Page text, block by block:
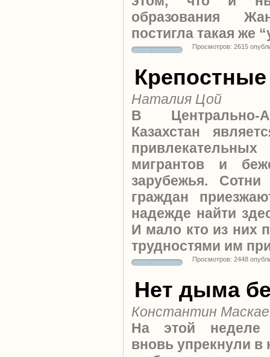
образования
постигла такая же
Просмотров: 2615
Наталия Цой
В Центрально-
Казахстан
мигрантов и
зарубежья.
граждан
надежде найти
И мало кто из них
трудностями им
Просмотров: 2448
Нет дыма
Константин
На этой неделе
вновь упрекнули